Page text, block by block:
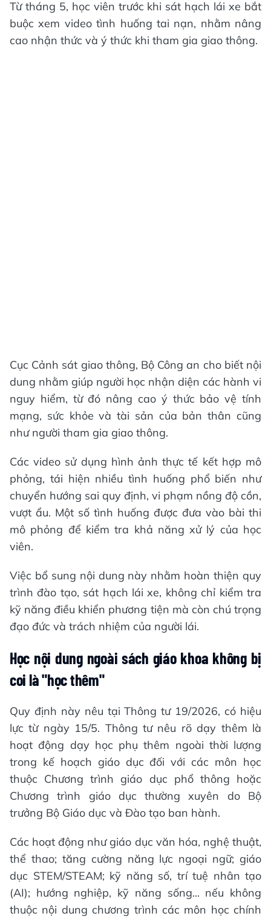
Từ tháng 5, học viên trước khi sát hạch lái xe bắt
buộc xem video tình huống tai nạn, nhằm nâng
cao nhận thức và ý thức khi tham gia giao thông.
Cục Cảnh sát giao thông, Bộ Công an cho biết nội
dung nhằm giúp người học nhận diện các hành vi
nguy hiểm, từ đó nâng cao ý thức bảo vệ tính
mạng, sức khỏe và tài sản của bản thân cũng
như người tham gia giao thông.
Các video sử dụng hình ảnh thực tế kết hợp mô
phỏng, tái hiện nhiều tình huống phổ biến như
chuyển hướng sai quy định, vi phạm nồng độ cồn,
vượt ẩu. Một số tình huống được đưa vào bài thi
mô phỏng để kiểm tra khả năng xử lý của học
viên.
Việc bổ sung nội dung này nhằm hoàn thiện quy
trình đào tạo, sát hạch lái xe, không chỉ kiểm tra
kỹ năng điều khiển phương tiện mà còn chú trọng
đạo đức và trách nhiệm của người lái.
Học nội dung ngoài sách giáo khoa không bị
coi là "học thêm"
Quy định này nêu tại Thông tư 19/2026, có hiệu
lực từ ngày 15/5. Thông tư nêu rõ dạy thêm là
hoạt động dạy học phụ thêm ngoài thời lượng
trong kế hoạch giáo dục đối với các môn học
thuộc Chương trình giáo dục phổ thông hoặc
Chương trình giáo dục thường xuyên do Bộ
trưởng Bộ Giáo dục và Đào tạo ban hành.
Các hoạt động như giáo dục văn hóa, nghệ thuật,
thể thao; tăng cường năng lực ngoại ngữ; giáo
dục STEM/STEAM; kỹ năng số, trí tuệ nhân tạo
(AI); hướng nghiệp, kỹ năng sống... nếu không
thuộc nội dung chương trình các môn học chính